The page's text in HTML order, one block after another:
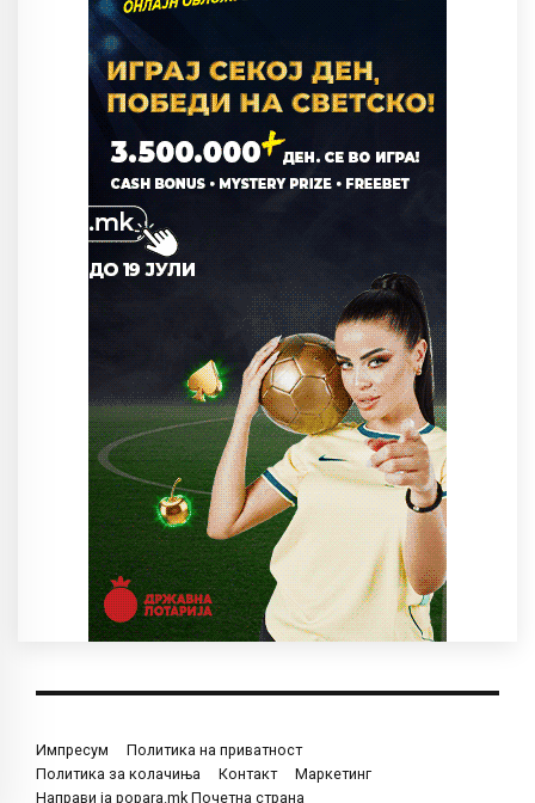
Импресум
Политика на приватност
Политика за колачиња
Контакт
Маркетинг
Направи ја popara.mk Почетна страна